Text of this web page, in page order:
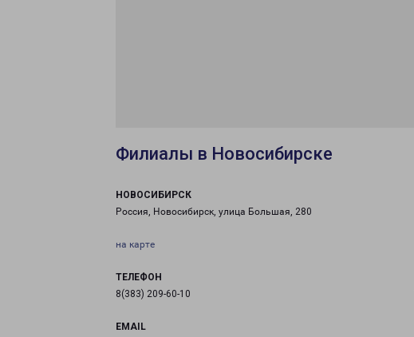
Филиалы в Новосибирске
НОВОСИБИРСК
Россия, Новосибирск, улица Большая, 280
на карте
ТЕЛЕФОН
8(383) 209-60-10
EMAIL